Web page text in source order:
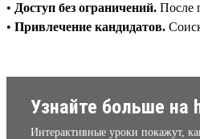
• Доступ без ограничений. После
• Привлечение кандидатов.
Узнайте больше на
Интерактивные уроки покажут,